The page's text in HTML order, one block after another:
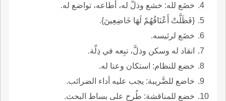
خضَع لله: خشع وذلَّ له، أطاعه، تواضع له.
{فَظَلَّتْ أَعْنَاقُهُمْ لَهَا خَاضِعِينَ}.
خضَع لرئيسه.
انقاد له وسكن وذلَّ، تبِعه في ذِلّة.
خضع للنظام: استكان وعنا له.
خاضع للضَّريبة: يجب عليه أداء الضرائب.
خضع للمناقشة: طُرِح على بساط البحث.